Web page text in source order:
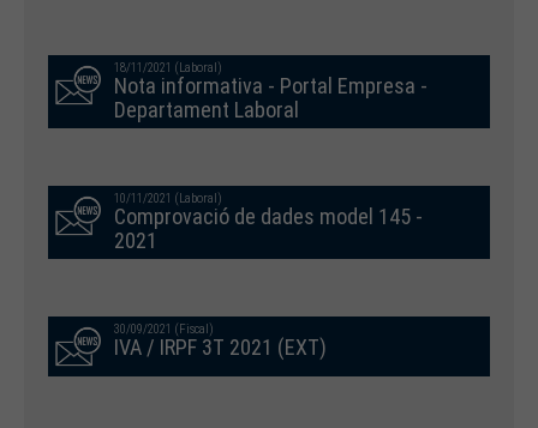
18/11/2021 (Laboral)
Nota informativa - Portal Empresa -
Departament Laboral
10/11/2021 (Laboral)
Comprovació de dades model 145 -
2021
30/09/2021 (Fiscal)
IVA / IRPF 3T 2021 (EXT)